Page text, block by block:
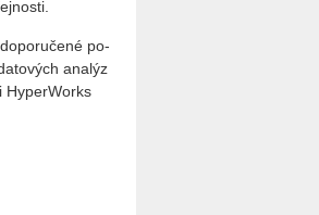
do­po­ru­če­né po­
ana­lýz
Hy­perWorks